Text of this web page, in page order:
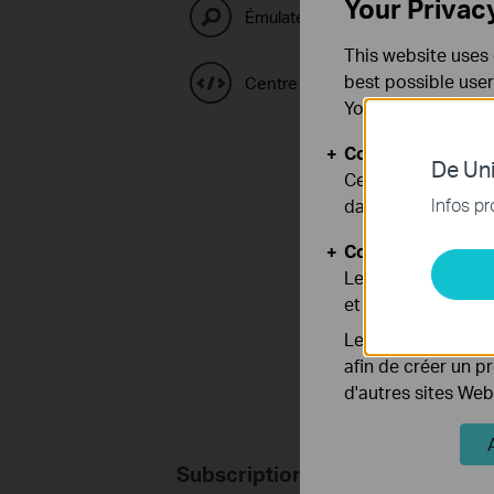
Émulateurs TP-Link
Centre de code GPL
Subscription
De
Infos
Your
This website
best possible
You can find
Cookies basiques
Ces cookies sont
dans vos
Cookies
Les cookies
et ajuster les
Les cookies
afin de créer un
d'autres sites